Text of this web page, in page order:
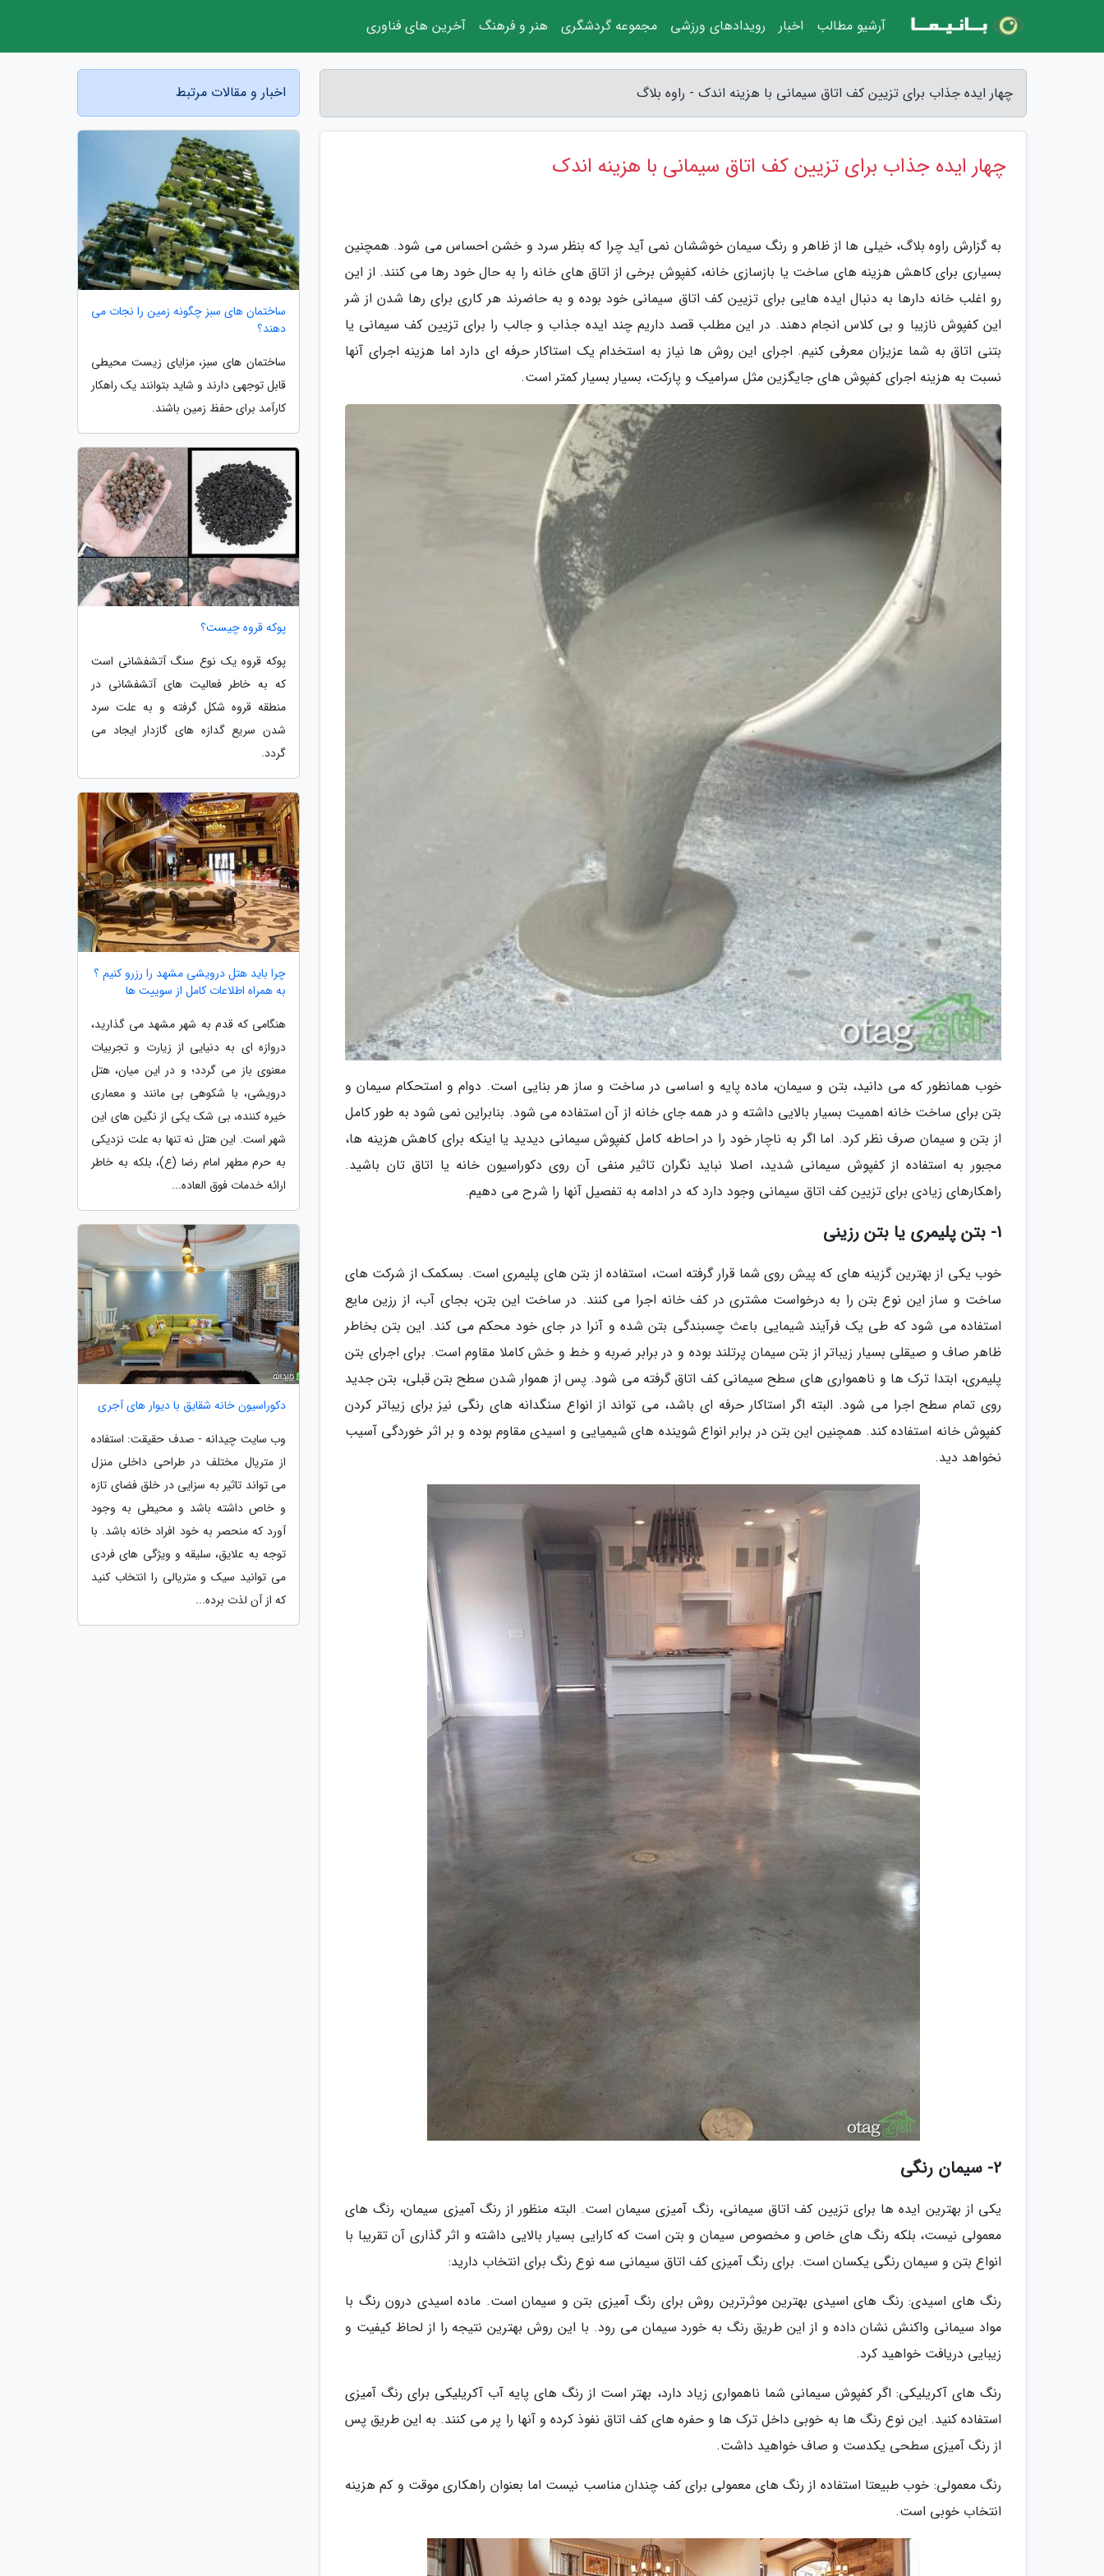
چهار ایده جذاب برای تزیین کف اتاق سیمانی با هزینه اندک - راوه بلاگ
چهار ایده جذاب برای تزیین کف اتاق سیمانی با هزینه اندک
به گزارش راوه بلاگ، خیلی ها از ظاهر و رنگ سیمان خوششان نمی آید چرا که بنظر سرد و خشن احساس می شود. همچنین
بسیاری برای کاهش هزینه های ساخت یا بازسازی خانه، کفپوش برخی از اتاق های خانه را به حال خود رها می کنند. از این
رو اغلب خانه دارها به دنبال ایده هایی برای تزیین کف اتاق سیمانی خود بوده و به حاضرند هر کاری برای رها شدن از شر
این کفپوش نازیبا و بی کلاس انجام دهند. در این مطلب قصد داریم چند ایده جذاب و جالب را برای تزیین کف سیمانی یا
بتنی اتاق به شما عزیزان معرفی کنیم. اجرای این روش ها نیاز به استخدام یک استاکار حرفه ای دارد اما هزینه اجرای آنها
نسبت به هزینه اجرای کفپوش های جایگزین مثل سرامیک و پارکت، بسیار بسیار کمتر است.
خوب همانطور که می دانید، بتن و سیمان، ماده پایه و اساسی در ساخت و ساز هر بنایی است. دوام و استحکام سیمان و
بتن برای ساخت خانه اهمیت بسیار بالایی داشته و در همه جای خانه از آن استفاده می شود. بنابراین نمی شود به طور کامل
از بتن و سیمان صرف نظر کرد. اما اگر به ناچار خود را در احاطه کامل کفپوش سیمانی دیدید یا اینکه برای کاهش هزینه ها،
مجبور به استفاده از کفپوش سیمانی شدید، اصلا نباید نگران تاثیر منفی آن روی دکوراسیون خانه یا اتاق تان باشید.
راهکارهای زیادی برای تزیین کف اتاق سیمانی وجود دارد که در ادامه به تفصیل آنها را شرح می دهیم.
1- بتن پلیمری یا بتن رزینی
خوب یکی از بهترین گزینه های که پیش روی شما قرار گرفته است، استفاده از بتن های پلیمری است. بسکمک از شرکت های
ساخت و ساز این نوع بتن را به درخواست مشتری در کف خانه اجرا می کنند. در ساخت این بتن، بجای آب، از رزین مایع
استفاده می شود که طی یک فرآیند شیمایی باعث چسبندگی بتن شده و آنرا در جای خود محکم می کند. این بتن بخاطر
ظاهر صاف و صیقلی بسیار زیباتر از بتن سیمان پرتلند بوده و در برابر ضربه و خط و خش کاملا مقاوم است. برای اجرای بتن
پلیمری، ابتدا ترک ها و ناهمواری های سطح سیمانی کف اتاق گرفته می شود. پس از هموار شدن سطح بتن قبلی، بتن جدید
روی تمام سطح اجرا می شود. البته اگر استاکار حرفه ای باشد، می تواند از انواع سنگدانه های رنگی نیز برای زیباتر کردن
کفپوش خانه استفاده کند. همچنین این بتن در برابر انواع شوینده های شیمیایی و اسیدی مقاوم بوده و بر اثر خوردگی آسیب
نخواهد دید.
2- سیمان رنگی
یکی از بهترین ایده ها برای تزیین کف اتاق سیمانی، رنگ آمیزی سیمان است. البته منظور از رنگ آمیزی سیمان، رنگ های
معمولی نیست، بلکه رنگ های خاص و مخصوص سیمان و بتن است که کارایی بسیار بالایی داشته و اثر گذاری آن تقریبا با
انواع بتن و سیمان رنگی یکسان است. برای رنگ آمیزی کف اتاق سیمانی سه نوع رنگ برای انتخاب دارید:
رنگ های اسیدی: رنگ های اسیدی بهترین موثرترین روش برای رنگ آمیزی بتن و سیمان است. ماده اسیدی درون رنگ با
مواد سیمانی واکنش نشان داده و از این طریق رنگ به خورد سیمان می رود. با این روش بهترین نتیجه را از لحاظ کیفیت و
زیبایی دریافت خواهید کرد.
رنگ های آکریلیکی: اگر کفپوش سیمانی شما ناهمواری زیاد دارد، بهتر است از رنگ های پایه آب آکریلیکی برای رنگ آمیزی
استفاده کنید. این نوع رنگ ها به خوبی داخل ترک ها و حفره های کف اتاق نفوذ کرده و آنها را پر می کنند. به این طریق پس
از رنگ آمیزی سطحی یکدست و صاف خواهید داشت.
رنگ معمولی: خوب طبیعتا استفاده از رنگ های معمولی برای کف چندان مناسب نیست اما بعنوان راهکاری موقت و کم هزینه
انتخاب خوبی است.
اخبار و مقالات مرتبط
ساختمان های سبز چگونه زمین را نجات می
دهند؟
ساختمان های سبز، مزایای زیست محیطی
قابل توجهی دارند و شاید بتوانند یک راهکار
کارآمد برای حفظ زمین باشند.
پوکه قروه چیست؟
پوکه قروه یک نوع سنگ آتشفشانی است
که به خاطر فعالیت های آتشفشانی در
منطقه قروه شکل گرفته و به علت سرد
شدن سریع گدازه های گازدار ایجاد می
گردد.
چرا باید هتل درویشی مشهد را رزرو کنیم ؟
به همراه اطلاعات کامل از سوییت ها
هنگامی که قدم به شهر مشهد می گذارید،
دروازه ای به دنیایی از زیارت و تجربیات
معنوی باز می گردد؛ و در این میان، هتل
درویشی، با شکوهی بی مانند و معماری
خیره کننده، بی شک یکی از نگین های این
شهر است. این هتل نه تنها به علت نزدیکی
به حرم مطهر امام رضا (ع)، بلکه به خاطر
ارائه خدمات فوق العاده...
دکوراسیون خانه شقایق با دیوار های آجری
وب سایت چیدانه - صدف حقیقت: استفاده
از متریال مختلف در طراحی داخلی منزل
می تواند تاثیر به سزایی در خلق فضای تازه
و خاص داشته باشد و محیطی به وجود
آورد که منحصر به خود افراد خانه باشد. با
توجه به علایق، سلیقه و ویژگی های فردی
می توانید سیک و متریالی را انتخاب کنید
که از آن لذت برده...
آرشیو مطالب اخبار رویدادهای ورزشی مجموعه گردشگری هنر و فرهنگ آخرین های فناوری